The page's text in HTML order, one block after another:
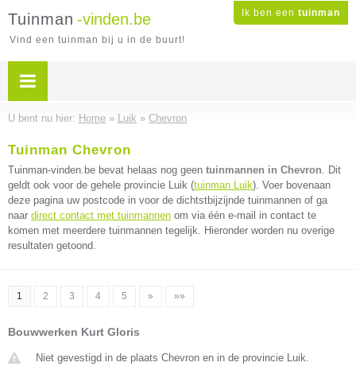
Ik ben een tuinman
Tuinman -vinden.be
Vind een tuinman bij u in de buurt!
U bent nu hier: Home » Luik » Chevron
Tuinman Chevron
Tuinman-vinden.be bevat helaas nog geen tuinmannen in Chevron. Dit
geldt ook voor de gehele provincie Luik (tuinman Luik). Voer bovenaan
deze pagina uw postcode in voor de dichtstbijzijnde tuinmannen of ga
naar direct contact met tuinmannen om via één e-mail in contact te
komen met meerdere tuinmannen tegelijk. Hieronder worden nu overige
resultaten getoond.
1 2 3 4 5 » »»
Bouwwerken Kurt Gloris
Niet gevestigd in de plaats Chevron en in de provincie Luik.